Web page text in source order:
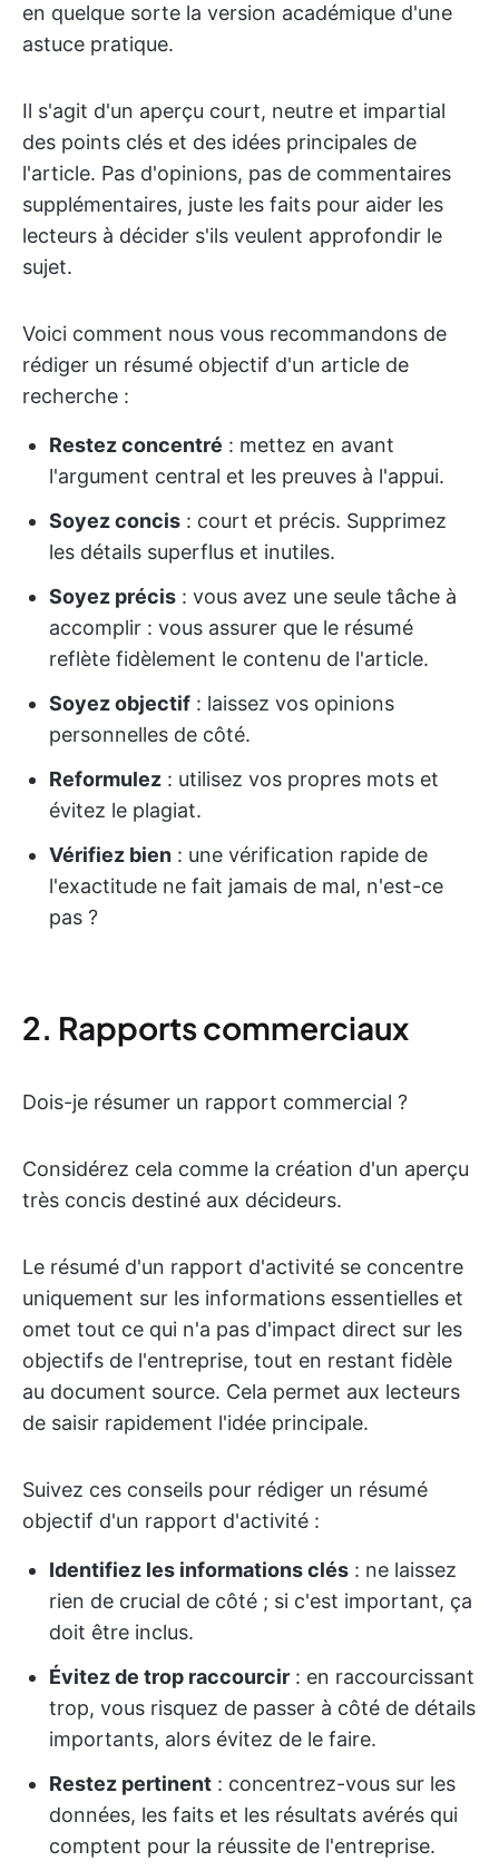
en quelque sorte la version académique d'une
astuce pratique.
Il s'agit d'un aperçu court, neutre et impartial
des points clés et des idées principales de
l'article. Pas d'opinions, pas de commentaires
supplémentaires, juste les faits pour aider les
lecteurs à décider s'ils veulent approfondir le
sujet.
Voici comment nous vous recommandons de
rédiger un résumé objectif d'un article de
recherche :
Restez concentré : mettez en avant
l'argument central et les preuves à l'appui.
Soyez concis : court et précis. Supprimez
les détails superflus et inutiles.
Soyez précis : vous avez une seule tâche à
accomplir : vous assurer que le résumé
reflète fidèlement le contenu de l'article.
Soyez objectif : laissez vos opinions
personnelles de côté.
Reformulez : utilisez vos propres mots et
évitez le plagiat.
Vérifiez bien : une vérification rapide de
l'exactitude ne fait jamais de mal, n'est-ce
pas ?
2. Rapports commerciaux
Dois-je résumer un rapport commercial ?
Considérez cela comme la création d'un aperçu
très concis destiné aux décideurs.
Le résumé d'un rapport d'activité se concentre
uniquement sur les informations essentielles et
omet tout ce qui n'a pas d'impact direct sur les
objectifs de l'entreprise, tout en restant fidèle
au document source. Cela permet aux lecteurs
de saisir rapidement l'idée principale.
Suivez ces conseils pour rédiger un résumé
objectif d'un rapport d'activité :
Identifiez les informations clés : ne laissez
rien de crucial de côté ; si c'est important, ça
doit être inclus.
Évitez de trop raccourcir : en raccourcissant
trop, vous risquez de passer à côté de détails
importants, alors évitez de le faire.
Restez pertinent : concentrez-vous sur les
données, les faits et les résultats avérés qui
comptent pour la réussite de l'entreprise.